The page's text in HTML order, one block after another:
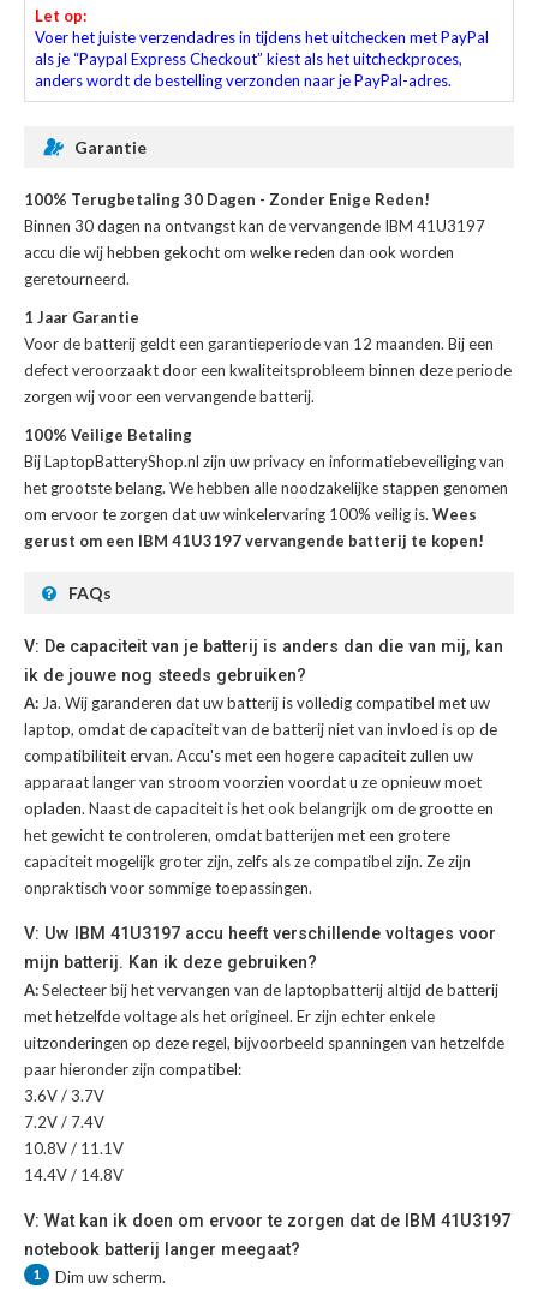
Let op:
Voer het juiste verzendadres in tijdens het uitchecken met PayPal
als je “Paypal Express Checkout” kiest als het uitcheckproces,
anders wordt de bestelling verzonden naar je PayPal-adres.
Garantie
100% Terugbetaling 30 Dagen - Zonder Enige Reden!
Binnen 30 dagen na ontvangst kan devervangende IBM 41U3197
accu die wij hebben gekocht om welke reden dan ook worden
geretourneerd.
1 Jaar Garantie
Voor debatterij geldt een garantieperiode van 12 maanden. Bij een
defect veroorzaakt door een kwaliteitsprobleem binnen deze periode
zorgen wij voor een vervangende batterij.
100% Veilige Betaling
Bij LaptopBatteryShop.nl zijn uw privacy en informatiebeveiliging van
het grootste belang. We hebben alle noodzakelijke stappen genomen
om ervoor te zorgen dat uw winkelervaring 100% veilig is. Wees
gerust om een IBM 41U3197 vervangende batterij te kopen!
FAQs
V: De capaciteit van je batterij is anders dan die van mij, kan
ik de jouwe nog steeds gebruiken?
A: Ja. Wij garanderen dat uw batterij is volledig compatibel met uw
laptop, omdat de capaciteit van de batterij niet van invloed is op de
compatibiliteit ervan. Accu's met een hogere capaciteit zullen uw
apparaat langer van stroom voorzien voordat u ze opnieuw moet
opladen. Naast de capaciteit is het ook belangrijk om de grootte en
het gewicht te controleren, omdat batterijen met een grotere
capaciteit mogelijk groter zijn, zelfs als ze compatibel zijn. Ze zijn
onpraktisch voor sommige toepassingen.
V: Uw IBM 41U3197 accu heeft verschillende voltages voor
mijn batterij. Kan ik deze gebruiken?
A:Selecteer bij het vervangen van de laptopbatterij altijd de batterij
met hetzelfde voltage als het origineel. Er zijn echter enkele
uitzonderingen op deze regel, bijvoorbeeld spanningen van hetzelfde
paar hieronder zijn compatibel:
3.6V / 3.7V
7.2V / 7.4V
10.8V / 11.1V
14.4V / 14.8V
V: Wat kan ik doen om ervoor te zorgen dat de IBM 41U3197
notebook batterij langer meegaat?
1 Dim uw scherm.